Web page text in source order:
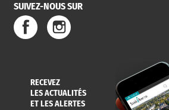
SERVICE
DE L'EAU
SUIVEZ-NOUS SUR
RECEVEZ
LES ACTUALITÉS
ET LES ALERTES